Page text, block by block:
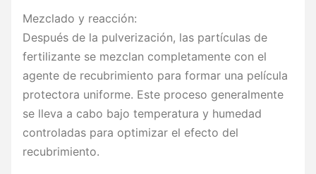
Mezclado y reacción:
Después de la pulverización, las partículas de
fertilizante se mezclan completamente con el
agente de recubrimiento para formar una película
protectora uniforme. Este proceso generalmente
se lleva a cabo bajo temperatura y humedad
controladas para optimizar el efecto del
recubrimiento.